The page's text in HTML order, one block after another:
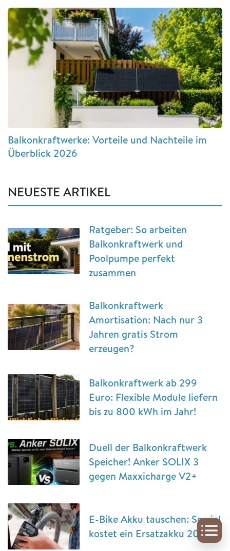
Balkonkraftwerke: Vorteile und Nachteile im
Überblick 2026
NEUESTE ARTIKEL
Ratgeber: So arbeiten
Balkonkraftwerk und
Poolpumpe perfekt
zusammen
Balkonkraftwerk
Amortisation: Nach nur 3
Jahren gratis Strom
erzeugen?
Balkonkraftwerk ab 299
Euro: Flexible Module liefern
bis zu 800 kWh im Jahr!
Duell der Balkonkraftwerk
Speicher! Anker SOLIX 3
gegen Maxxicharge V2+
E-Bike Akku tauschen: So viel
kostet ein Ersatzakku 2026